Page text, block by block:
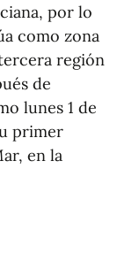
por lo
como zona
región
de
lunes 1 de
primer
en la